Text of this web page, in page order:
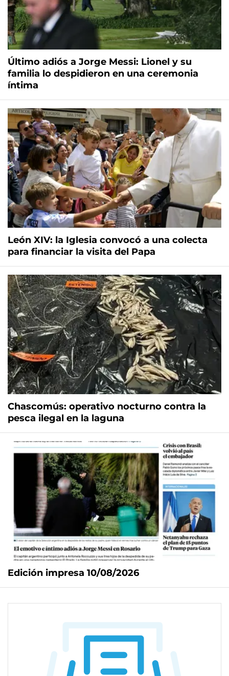
Último adiós a Jorge Messi: Lionel y su
familia lo despidieron en una ceremonia
íntima
León XIV: la Iglesia convocó a una colecta
para financiar la visita del Papa
Chascomús: operativo nocturno contra la
pesca ilegal en la laguna
Edición impresa 10/08/2026